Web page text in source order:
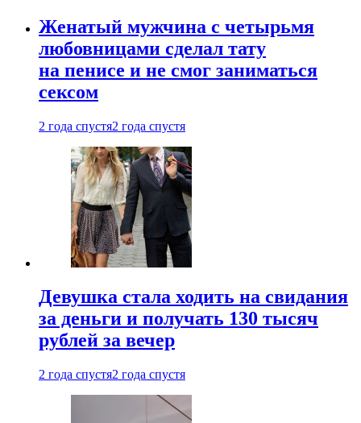
Женатый мужчина с четырьмя
любовницами сделал тату
на пенисе и не смог заниматься
сексом
2 года спустя2 года спустя
Девушка стала ходить на свидания
за деньги и получать 130 тысяч
рублей за вечер
2 года спустя2 года спустя